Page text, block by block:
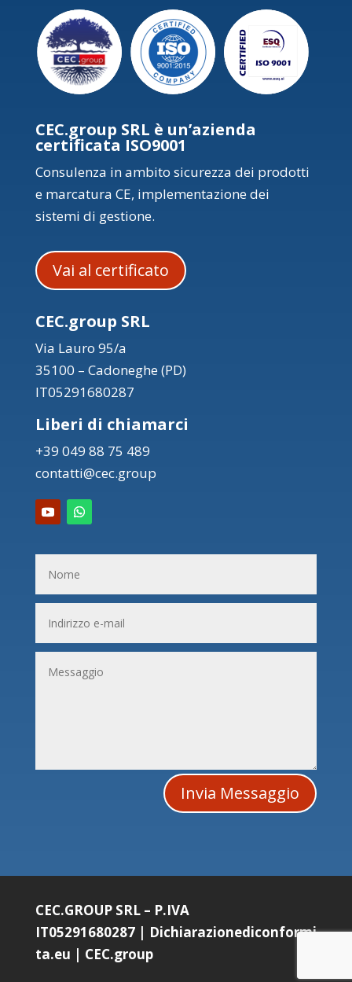
CEC.group SRL è un’azienda
certificata ISO9001
Consulenza in ambito sicurezza dei prodotti
e marcatura CE, implementazione dei
sistemi di gestione.
Vai al certificato
CEC.group SRL
Via Lauro 95/a
35100 – Cadoneghe (PD)
IT05291680287
Liberi di chiamarci
+39 049 88 75 489
contatti@cec.group
Invia Messaggio
CEC.GROUP SRL – P.IVA
IT05291680287| Dichiarazionediconformi
ta.eu | CEC.group